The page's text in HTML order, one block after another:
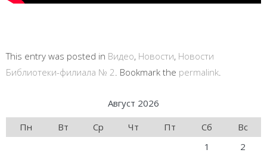
This entry was posted in Видео, Новости, Новости
Библиотеки-филиала № 2 . Bookmark the permalink
Август 2026
Пн
Вт Ср Чт Пт Сб
Вс
1
2